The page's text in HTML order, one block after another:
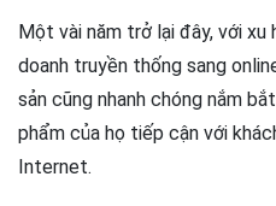
Một vài năm trở lại đây, với
doanh truyền thống sang
sản cũng nhanh chóng nắm
phẩm của họ tiếp cận với
Internet.